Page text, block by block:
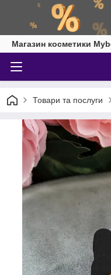
Магазин косметики
Товари та послуги